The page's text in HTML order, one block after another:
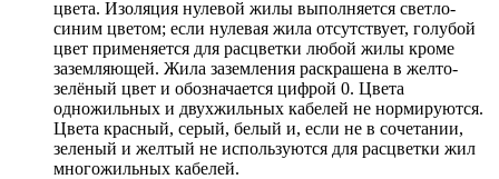
цвета. Изоляция нулевой жилы выполняется светло-
синим цветом; если нулевая жила отсутствует, голубой
цвет применяется для расцветки любой жилы кроме
заземляющей. Жила заземления раскрашена в желто-
зелёный цвет и обозначается цифрой 0. Цвета
одножильных и двухжильных кабелей не нормируются.
Цвета красный, серый, белый и, если не в сочетании,
зеленый и желтый не используются для расцветки жил
многожильных кабелей.